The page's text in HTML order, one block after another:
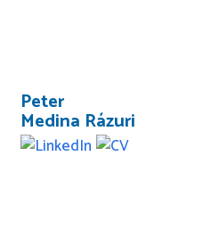
Peter
Medina Rázuri